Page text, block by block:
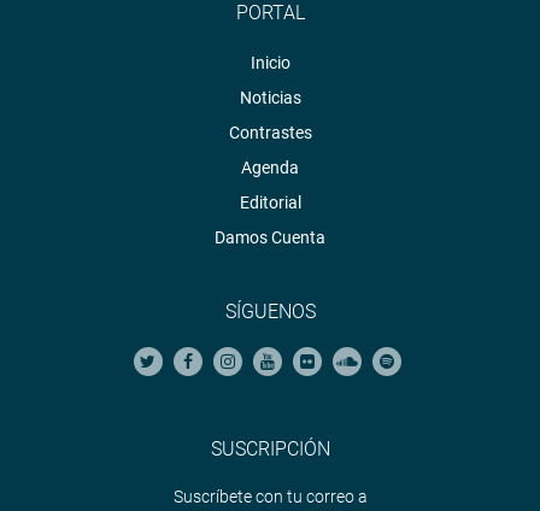
PORTAL
Inicio
Noticias
Contrastes
Agenda
Editorial
Damos Cuenta
SÍGUENOS
SUSCRIPCIÓN
Suscríbete con tu correo a